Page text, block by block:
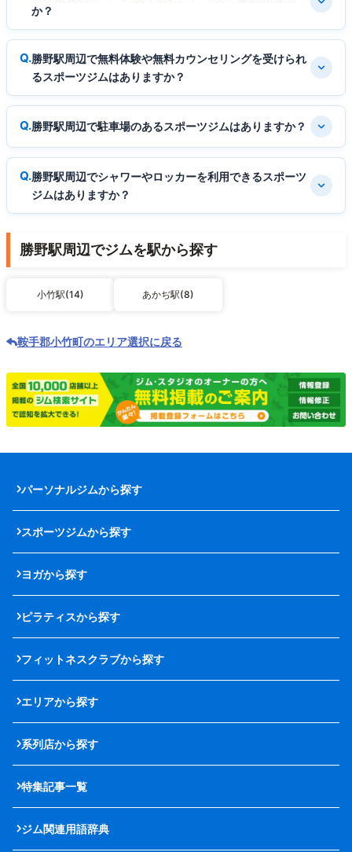
か？
勝野駅周辺で無料体験や無料カウンセリングを受けられ
るスポーツジムはありますか？
勝野駅周辺で駐車場のあるスポーツジムはありますか？
勝野駅周辺でシャワーやロッカーを利用できるスポーツ
ジムはありますか？
勝野駅周辺でジムを駅から探す
小竹駅(14) あかぢ駅(8)
鞍手郡小竹町のエリア選択に戻る
パーソナルジムから探す
スポーツジムから探す
ヨガから探す
ピラティスから探す
フィットネスクラブから探す
エリアから探す
系列店から探す
特集記事一覧
ジム関連用語辞典